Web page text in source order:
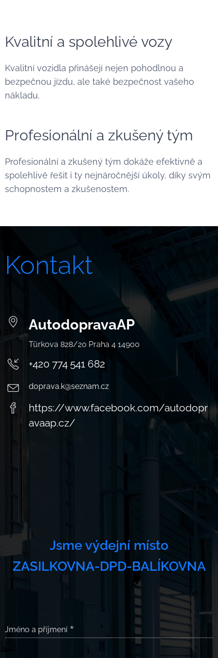
Kvalitní a spolehlivé vozy
Kvalitní vozidla přinášejí nejen pohodlnou a
bezpečnou jízdu, ale také bezpečnost vašeho
nákladu.
Profesionální a zkušený tým
Profesionální a zkušený tým dokáže efektivně a
spolehlivě řešit i ty nejnáročnější úkoly, díky svým
schopnostem a zkušenostem.
Kontakt
AutodopravaAP
Türkova 828/20 Praha 4 14900
+420 774 541 682
doprava.k@seznam.cz
https://www.facebook.com/autodopr
avaap.cz/
Jsme výdejní místo
ZASILKOVNA-DPD-BALÍKOVNA
Jméno a příjmení